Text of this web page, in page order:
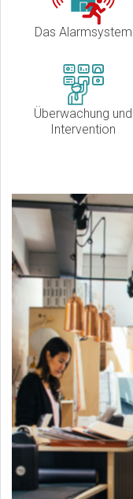
Das Alarmsystem
Überwachung und
Intervention